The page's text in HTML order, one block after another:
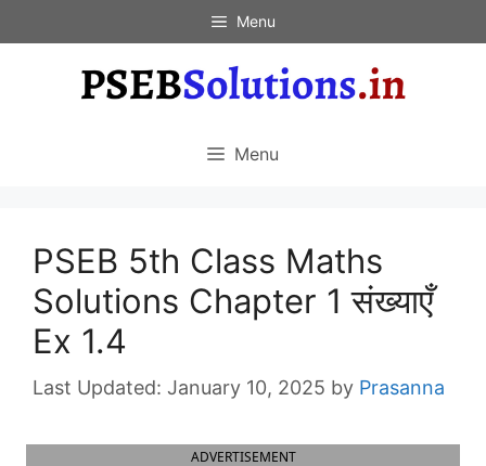
to
Menu
Menu
PSEB 5th Class Maths
Solutions Chapter 1 संख्याएँ
Ex 1.4
January 10, 2025 by Prasanna
ADVERTISEMENT